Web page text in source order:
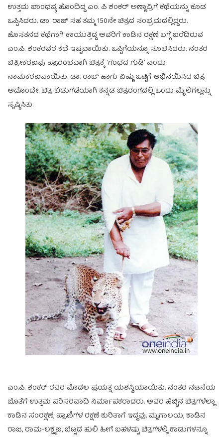
ಉತ್ತಮ ಬಾಂಧವ್ಯ ಹೊಂದಿದ್ದ ಎಂ. ಪಿ ಶಂಕರ್ ಅಣ್ಣಾವ್ರಿಗೆ ಕಥೆಯನ್ನು ಕೂಡ
ಒಪ್ಪಿಸಿದರು. ಡಾ. ರಾಜ್ ಸಹ ತಮ್ಮ 150ನೇ ಚಿತ್ರದ ಸಂಭ್ರಮದಲ್ಲಿದ್ದರು.
ಹೊಸತನದ ಕಥೆಗಾಗಿ ಕಾಯುತ್ತಿದ್ದ ಅವರಿಗೆ ಕಾಡಿನ ರಕ್ಷಣೆ ಬಗ್ಗೆ ಬರೆದಿರುವ
ಎಂ.ಪಿ. ಶಂಕರವರ ಕಥೆ ಇಷ್ಟವಾಯಿತು. ಒಪ್ಪಿಗೆಯನ್ನೂ ಸೂಚಿಸಿದರು. ನಂತರ
ಚಿತ್ರೀಕರಣವು ಪ್ರಾರಂಭವಾಗಿ ಚಿತ್ರಕ್ಕೆ ʼಗಂಧದ ಗುಡಿʼ ಎಂದು
ನಾಮಕರಣವಾಯಿತು. ಡಾ. ರಾಜ್ ಹಾಗು ವಿಷ್ಣು ಒಟ್ಟಿಗೆ ಅಭಿನಯಿಸಿದ ಚಿತ್ರ
ಅದೊಂದೇ. ಚಿತ್ರ ಬಿಡುಗಡೆಯಾಗಿ ಕನ್ನಡ ಚಿತ್ರರಂಗದಲ್ಲಿ ಒಂದು ಮೈಲಿಗಲ್ಲನ್ನು
ಸೃಷ್ಠಿಸಿತು.
ಎಂ.ಪಿ. ಶಂಕರ್ ರವರ ಮೊದಲ ಪ್ರಯತ್ನ ಯಶಸ್ವಿಯಾಯಿತು. ನಂತರ ನಟನೆಯ
ಜೊತೆಗೆ ಉತ್ತಮ ಪರಿಸರವಾದಿ ನಿರ್ಮಾಪಕರಾದರು. ಅವರ ಹೆಚ್ಚಿನ ಚಿತ್ರಗಳೆಲ್ಲಾ
ಕಾಡಿನ ಸಂರಕ್ಷಣೆ, ಪ್ರಾಣಿಗಳ ರಕ್ಷಣೆ ಕುರಿತಾಗೆ ಇದ್ದವು. ಮೃಗಾಲಯ, ಕಾಡಿನ
ರಾಜ, ರಾಮ-ಲಕ್ಷ್ಮಣ, ಬೆಟ್ಟದ ಹುಲಿ ಹೀಗೆ ಬಹಳಷ್ಟು ಚಿತ್ರಗಳಲ್ಲಿ ಕಾಡುಗಳನ್ನೂ